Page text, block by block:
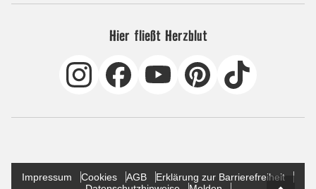
Hier fließt Herzblut
Impressum Cookies AGB
Erklärung zur Barrierefreiheit